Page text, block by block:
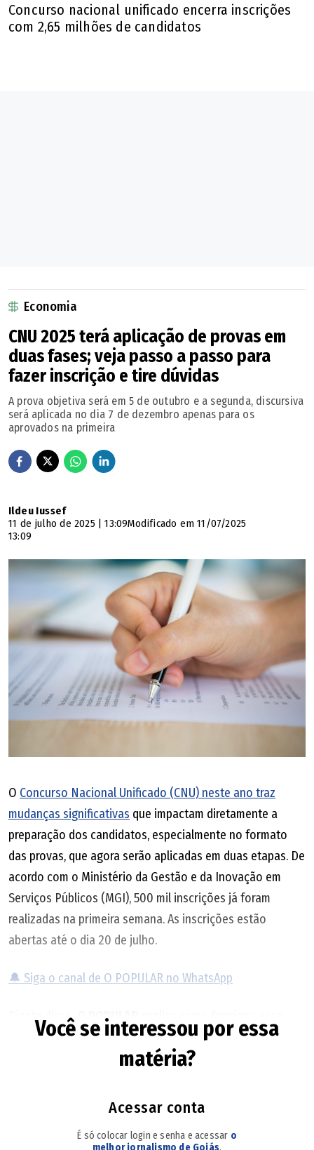
Concurso nacional unificado encerra inscrições
com 2,65 milhões de candidatos
Economia
CNU 2025 terá aplicação de provas em
duas fases; veja passo a passo para
fazer inscrição e tire dúvidas
A prova objetiva será em 5 de outubro e a segunda, discursiva
será aplicada no dia 7 de dezembro apenas para os
aprovados na primeira
Ildeu Iussef
11 de julho de 2025 | 13:09Modificado em 11/07/2025
13:09
O Concurso Nacional Unificado (CNU) neste ano traz
mudanças significativas que impactam diretamente a
preparação dos candidatos, especialmente no formato
das provas, que agora serão aplicadas em duas etapas. De
acordo com o Ministério da Gestão e da Inovação em
Serviços Públicos (MGI), 500 mil inscrições já foram
realizadas na primeira semana. As inscrições estão
abertas até o dia 20 de julho.
🔔 Siga o canal de O POPULAR no WhatsApp
Diante disso, O POPULAR
novo modelo para quem deseja concorrer a uma das 3.652
vagas em órgãos públicos federais, com salários iniciais
Como vai funcionar a inscrição?
Você se interessou por essa
matéria?
Acessar conta
É só colocar login e senha e acessar o